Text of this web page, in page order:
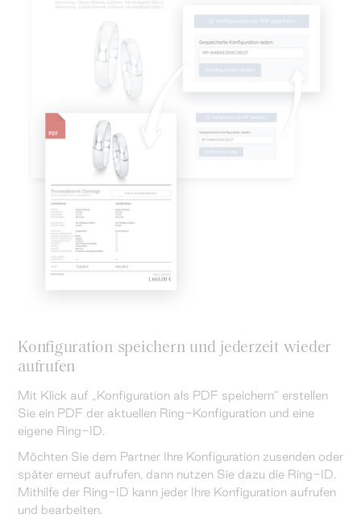
Konfiguration speichern und jederzeit wieder
aufrufen
Mit Klick auf „Konfiguration als PDF speichern“ erstellen
Sie ein PDF der aktuellen Ring-Konfiguration und eine
eigene Ring-ID.
Möchten Sie dem Partner Ihre Konfiguration zusenden oder
später erneut aufrufen, dann nutzen Sie dazu die Ring-ID.
Mithilfe der Ring-ID kann jeder Ihre Konfiguration aufrufen
und bearbeiten.